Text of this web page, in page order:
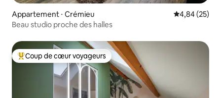
Appartement ⋅ Crémieu Évaluation
4,84 (25)
Beau studio proche des halles
Coups de cœur voyageurs les plus appréciés
Coup de cœur voyageurs